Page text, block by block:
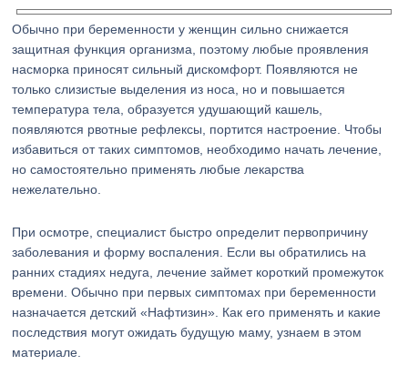
Обычно при беременности у женщин сильно снижается
защитная функция организма, поэтому любые проявления
насморка приносят сильный дискомфорт. Появляются не
только слизистые выделения из носа, но и повышается
температура тела, образуется удушающий кашель,
появляются рвотные рефлексы, портится настроение. Чтобы
избавиться от таких симптомов, необходимо начать лечение,
но самостоятельно применять любые лекарства
нежелательно.
При осмотре, специалист быстро определит первопричину
заболевания и форму воспаления. Если вы обратились на
ранних стадиях недуга, лечение займет короткий промежуток
времени. Обычно при первых симптомах при беременности
назначается детский «Нафтизин». Как его применять и какие
последствия могут ожидать будущую маму, узнаем в этом
материале.